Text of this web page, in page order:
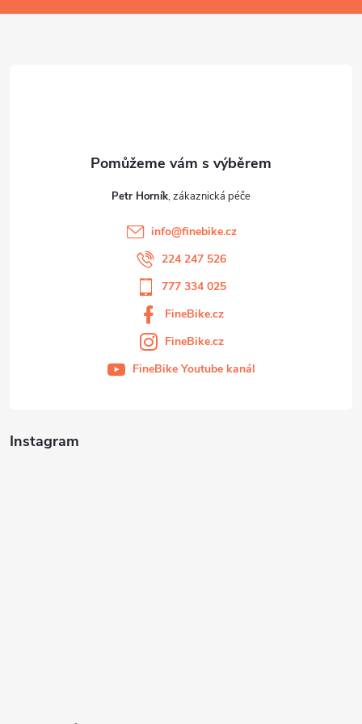
a
Instagram
Petr Horník
info@finebike.cz
224 247 526
777 334 025
FineBike.cz
FineBike.cz
FineBike Youtube kanál